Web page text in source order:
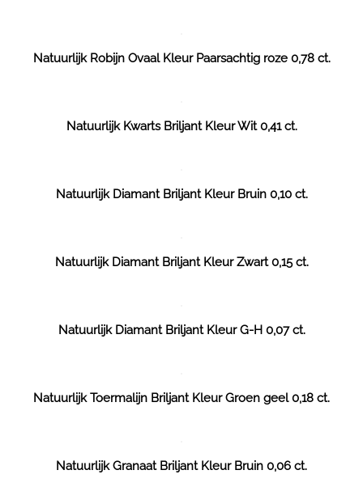
Natuurlijk Robijn Ovaal Kleur Paarsachtig roze 0,78 ct.
Natuurlijk Kwarts Briljant Kleur Wit 0,41 ct.
Natuurlijk Diamant Briljant Kleur Bruin 0,10 ct.
Natuurlijk Diamant Briljant Kleur Zwart 0,15 ct.
Natuurlijk Diamant Briljant Kleur G-H 0,07 ct.
Natuurlijk Toermalijn Briljant Kleur Groen geel 0,18 ct.
Natuurlijk Granaat Briljant Kleur Bruin 0,06 ct.